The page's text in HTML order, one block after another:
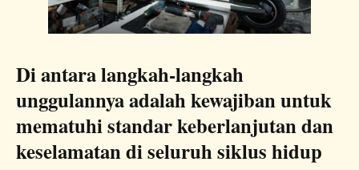
Di antara langkah-langkah
unggulannya adalah kewajiban untuk
mematuhi standar keberlanjutan dan
keselamatan di seluruh siklus hidup